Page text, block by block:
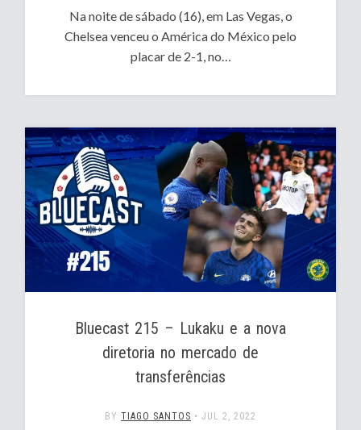
Na noite de sábado (16), em Las Vegas, o
Chelsea venceu o América do México pelo
placar de 2-1, no…
Bluecast 215 – Lukaku e a nova
diretoria no mercado de
transferências
BY TIAGO SANTOS • JUL 2, 2022